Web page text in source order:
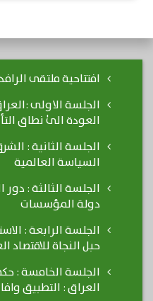
افتتاحية ملتقى الرافدين
الجلسة الاولى
العودة الىٰ نطاق
الجلسة الثانية :
السياسة العالمية
الجلسة الثالثة :
دولة المؤسسات
الجلسة الرابعة :
حبل النجاة للاقتصاد
الجلسة الخامسة :
العراق : التطبيق